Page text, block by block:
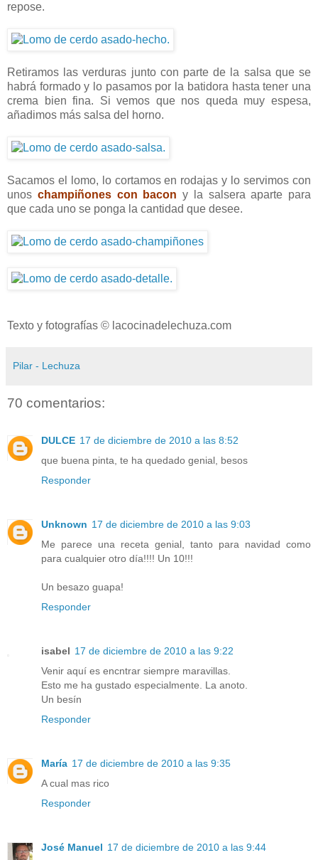
repose.
Retiramos las verduras junto con parte de la salsa que se
habrá formado y lo pasamos por la batidora hasta tener una
crema bien fina. Si vemos que nos queda muy espesa,
añadimos más salsa del horno.
Sacamos el lomo, lo cortamos en rodajas y lo servimos con
unos champiñones con bacon y la salsera aparte para
que cada uno se ponga la cantidad que desee.
Texto y fotografías © lacocinadelechuza.com
Pilar - Lechuza
70 comentarios:
DULCE 17 de diciembre de 2010 a las 8:52
que buena pinta, te ha quedado genial, besos
Responder
Unknown 17 de diciembre de 2010 a las 9:03
Me parece una receta genial, tanto para navidad como
para cualquier otro día!!!! Un 10!!!
Un besazo guapa!
Responder
isabel 17 de diciembre de 2010 a las 9:22
Venir aquí es encntrar siempre maravillas.
Esto me ha gustado especialmente. La anoto.
Un besín
Responder
María 17 de diciembre de 2010 a las 9:35
A cual mas rico
Responder
José Manuel 17 de diciembre de 2010 a las 9:44